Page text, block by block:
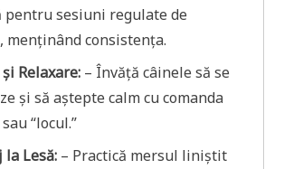
pentru sesiuni regulate de
menținând consistența.
Relaxare: – Învăță câinele să se
și să aștepte calm cu comanda
“locul.”
la Lesă: – Practică mersul liniștit